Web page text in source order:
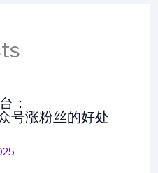
：
号涨粉丝的好处